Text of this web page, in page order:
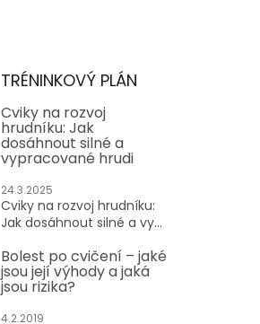
TRÉNINKOVÝ PLÁN
Cviky na rozvoj
hrudníku: Jak
dosáhnout silné a
vypracované hrudi
24.3.2025
Cviky na rozvoj hrudníku:
Jak dosáhnout silné a vy...
Bolest po cvičení – jaké
jsou její výhody a jaká
jsou rizika?
4.2.2019